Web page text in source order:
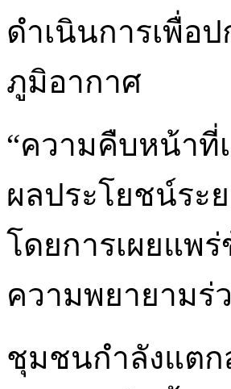
ดำเนินการเพื่อ
ภูมิอากาศ
“ความคืบหน้าที่
ผลประโยชน์ระ
โดยการเผยแพ
ความพยายามร่
ชุมชนกำลังแตก